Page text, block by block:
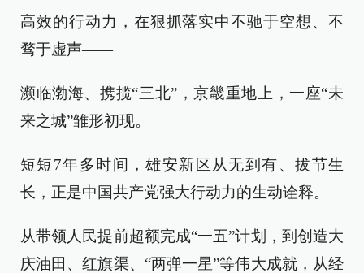
高效的行动力，在狠抓落实中不驰于空想、不
骛于虚声——
濒临渤海、携揽“三北”，京畿重地上，一座“未
来之城”雏形初现。
短短7年多时间，雄安新区从无到有、拔节生
长，正是中国共产党强大行动力的生动诠释。
从带领人民提前超额完成“一五”计划，到创造大
庆油田、红旗渠、“两弹一星”等伟大成就，从经